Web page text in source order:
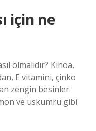
için ne
olmalıdır? Kinoa,
E vitamini, çinko
zengin besinler.
ve uskumru gibi